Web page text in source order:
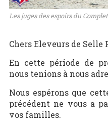
Les juges des espoirs du
Chers Eleveurs de Selle
En cette période de
nous tenions à nous
Nous espérons que
précédent ne vous a
vos familles.